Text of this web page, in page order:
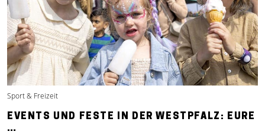
Sport & Freizeit
EVENTS UND FESTE IN DER WESTPFALZ: EURE
…